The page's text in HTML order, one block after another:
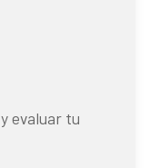
evaluar tu